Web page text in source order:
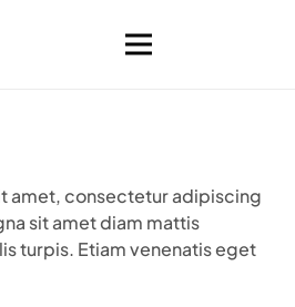
amet, consectetur adipiscing
sit amet diam mattis
turpis. Etiam venenatis eget